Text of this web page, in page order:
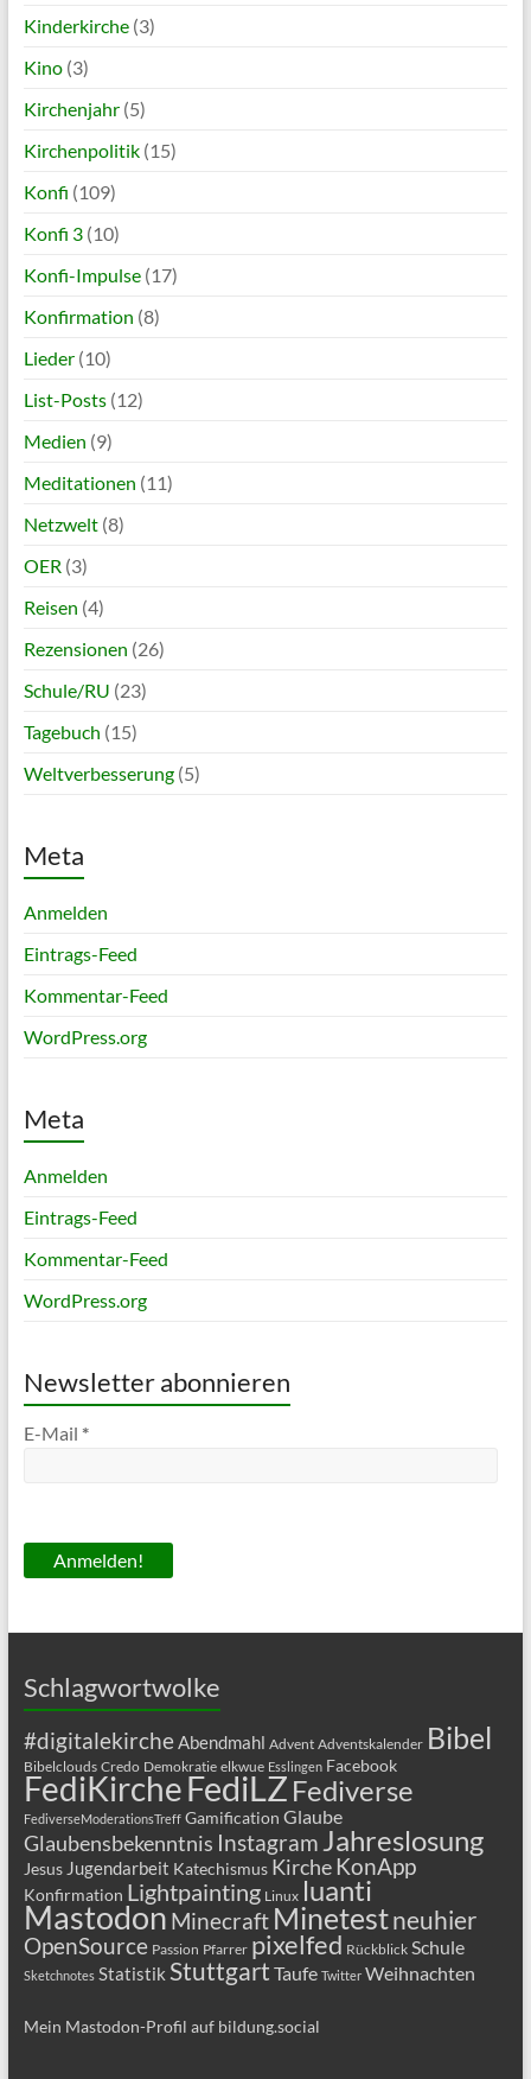
Kinderkirche(3)
Kino(3)
Kirchenjahr(5)
Kirchenpolitik(15)
Konfi (109)
Konfi 3(10)
Konfi-Impulse(17)
Konfirmation (8)
Lieder(10)
List-Posts(12)
Medien (9)
Meditationen (11)
Netzwelt(8)
OER (3)
Reisen (4)
Rezensionen (26)
Schule/RU (23)
Tagebuch (15)
Weltverbesserung(5)
Meta
Anmelden
Eintrags-Feed
Kommentar-Feed
WordPress.org
Meta
Anmelden
Eintrags-Feed
Kommentar-Feed
WordPress.org
Newsletter abonnieren
E-Mail *
Schlagwortwolke
#digitalekircheAbendmahl Advent Adventskalender Bibel
Bibelclouds Credo Demokratie elkwue Esslingen Facebook
FediKircheFediLZ Fediverse
FediverseModerationsTreff Gamification Glaube
Glaubensbekenntnis Instagram Jahreslosung
Jesus Jugendarbeit Katechismus KircheKonApp
Konfirmation Lightpainting Linux luanti
Mastodon Minecraft Minetestneuhier
OpenSource Passion Pfarrer pixelfed Rückblick Schule
Sketchnotes Statistik Stuttgart Taufe Twitter Weihnachten
Mein Mastodon-Profil auf bildung.social